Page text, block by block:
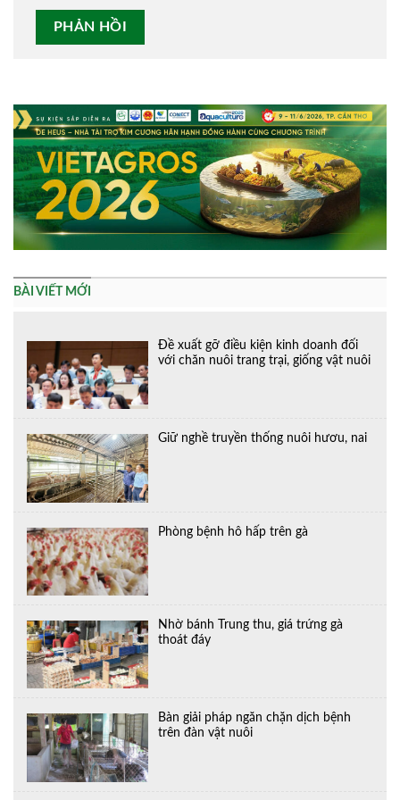
BÀI VIẾT MỚI
Đề xuất gỡ điều kiện kinh doanh đối
với chăn nuôi trang trại, giống vật nuôi
Giữ nghề truyền thống nuôi hươu, nai
Phòng bệnh hô hấp trên gà
Nhờ bánh Trung thu, giá trứng gà
thoát đáy
Bàn giải pháp ngăn chặn dịch bệnh
trên đàn vật nuôi